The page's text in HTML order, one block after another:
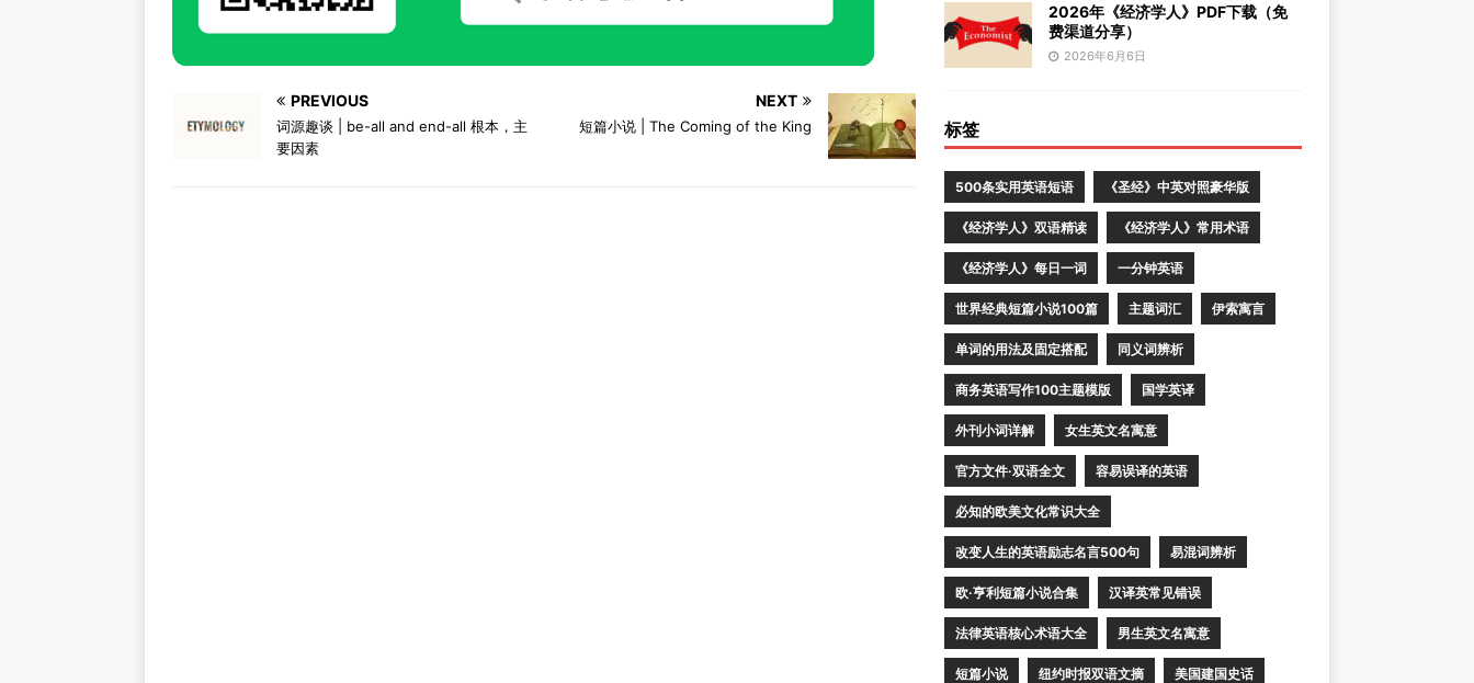
PREVIOUS
词源趣谈 | be-all and end-all 根本，主
要因素
NEXT
短篇小说 | The Coming of the King
2026年《经济学人》PDF下载（免
费渠道分享）
2026年6月6日
标签
500条实用英语短语 《圣经》中英对照豪华版
《经济学人》双语精读 《经济学人》常用术语
《经济学人》每日一词 一分钟英语
世界经典短篇小说100篇 主题词汇 伊索寓言
单词的用法及固定搭配 同义词辨析
商务英语写作100主题模版 国学英译
外刊小词详解 女生英文名寓意
官方文件·双语全文 容易误译的英语
必知的欧美文化常识大全
改变人生的英语励志名言500句 易混词辨析
欧·亨利短篇小说合集 汉译英常见错误
法律英语核心术语大全 男生英文名寓意
短篇小说 纽约时报双语文摘 美国建国史话